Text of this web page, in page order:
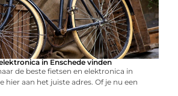
in Enschede vinden
de beste fietsen en elektronica in
hier aan het juiste adres. Of je nu een